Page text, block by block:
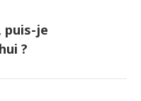
postale au Japon.
puis-je
?
disponible. Livraison à